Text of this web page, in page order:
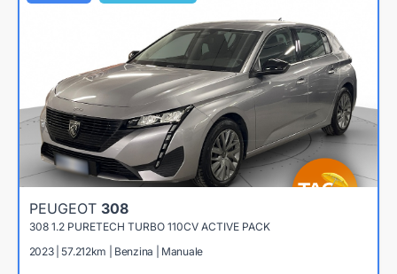
PEUGEOT 308
308 1.2 PURETECH TURBO 110CV ACTIVE PACK
2023 | 57.212km | Benzina | Manuale